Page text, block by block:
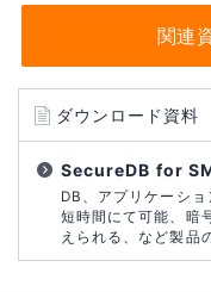
関連
ダウンロード資料
SecureDB for
DB、アプリケーシ
短時間にて可能、暗
えられる、など製品